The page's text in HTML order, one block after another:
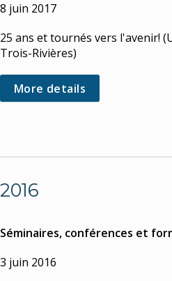
8 juin 2017
25 ans et tournés vers l'avenir!
Trois-Rivières)
More details
2016
Séminaires, conférences et
3 juin 2016